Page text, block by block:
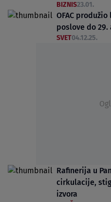
BIZNIS23.01.
OFAC
poslove do 29.
SVET04.12.25.
Rafinerija u
cirkulacije,
izvora